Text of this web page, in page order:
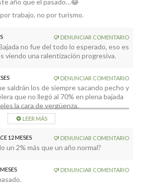
importante de lo que cree la gente, y
los datos oficiales.
en las ferias a las que acuden, cada
porque si fuera al contrario, ese 65% de
no tenga un mínimo de
tema, seguiremos sin frenos hacia
trabajo, no por turismo.
DENUNCIAR COMENTARIO
no fue del todo lo esperado, eso es
viendo una ralentización progresiva.
DENUNCIAR COMENTARIO
saldrán los de siempre sacando pecho y
que no llegó al 70% en plena bajada
la cara de vergüenza.
LEER MÁS
12 MESES DENUNCIAR COMENTARIO
un 2% más que un año normal?
DENUNCIAR COMENTARIO